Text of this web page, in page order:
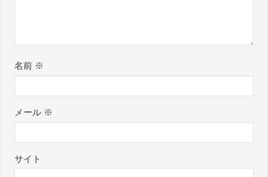
名前 ※
メール ※
サイト